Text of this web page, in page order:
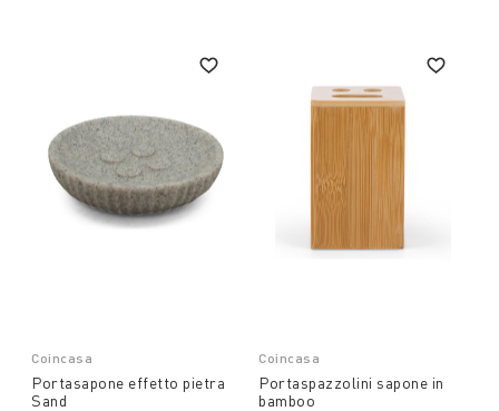
Coincasa
Portasapone effetto pietra
Sand
Coincasa
Portaspazzolini sapone in
bamboo